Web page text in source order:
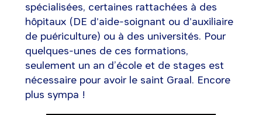
spécialisées, certaines rattachées à des
hôpitaux (DE d'aide-soignant ou d'auxiliaire
de puériculture) ou à des universités. Pour
quelques-unes de ces formations,
seulement un an d’école et de stages est
nécessaire pour avoir le saint Graal. Encore
plus sympa !